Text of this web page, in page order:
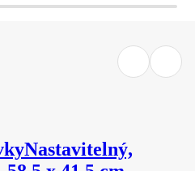
Nastavitelný,